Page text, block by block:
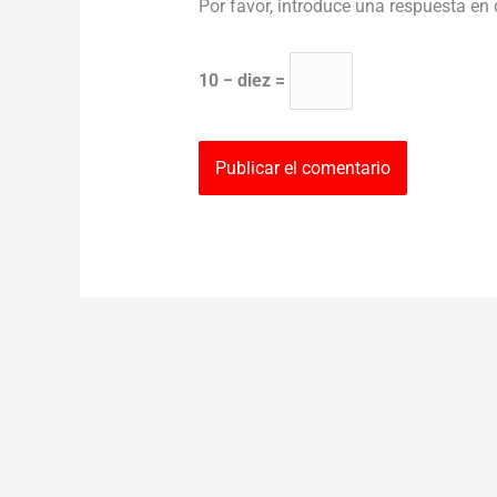
Por favor, introduce una respuesta en
10 − diez =